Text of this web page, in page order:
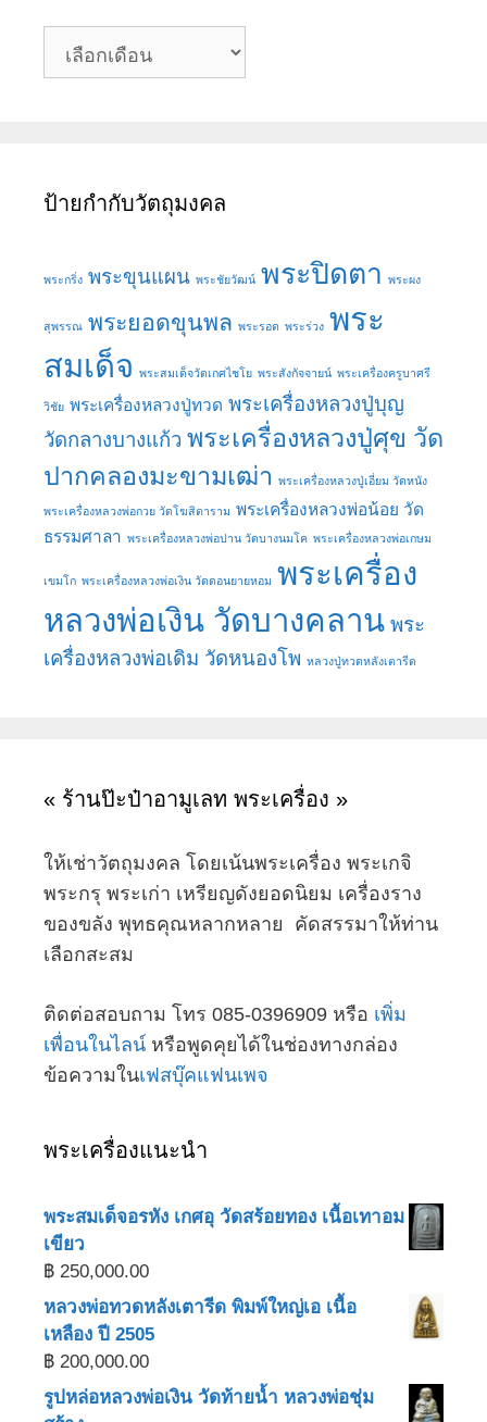
ป้ายกำกับวัตถุมงคล
พระกริ่ง พระขุนแผน พระชัยวัฒน์ พระปิดตา พระผง
สุพรรณ พระยอดขุนพล พระรอด พระร่วง พระ
สมเด็จ พระสมเด็จวัดเกศไชโย พระสังกัจจายน์ พระเครื่องครูบาศรี
วิชัย พระเครื่องหลวงปู่ทวด พระเครื่องหลวงปู่บุญ
วัดกลางบางแก้ว พระเครื่องหลวงปู่ศุข วัด
ปากคลองมะขามเฒ่า พระเครื่องหลวงปู่เอี่ยม วัดหนัง
พระเครื่องหลวงพ่อกวย วัดโฆสิตาราม พระเครื่องหลวงพ่อน้อย วัด
ธรรมศาลา พระเครื่องหลวงพ่อปาน วัดบางนมโค พระเครื่องหลวงพ่อเกษม
เขมโก พระเครื่องหลวงพ่อเงิน วัดดอนยายหอม พระเครื่อง
หลวงพ่อเงิน วัดบางคลาน พระ
เครื่องหลวงพ่อเดิม วัดหนองโพ หลวงปู่ทวดหลังเตารีด
« ร้านป๊ะป๋าอามูเลท พระเครื่อง »
ให้เช่าวัตถุมงคล โดยเน้นพระเครื่อง พระเกจิ
พระกรุ พระเก่า เหรียญดังยอดนิยม เครื่องราง
ของขลัง พุทธคุณหลากหลาย คัดสรรมาให้ท่าน
เลือกสะสม
ติดต่อสอบถาม โทร 085-0396909 หรือ เพิ่ม
เพื่อนในไลน์ หรือพูดคุยได้ในช่องทางกล่อง
ข้อความในเฟสบุ๊คแฟนเพจ
พระเครื่องแนะนำ
พระสมเด็จอรหัง เกศอุ วัดสร้อยทอง เนื้อเทาอม
เขียว
฿ 250,000.00
หลวงพ่อทวดหลังเตารีด พิมพ์ใหญ่เอ เนื้อ
เหลือง ปี 2505
฿ 200,000.00
รูปหล่อหลวงพ่อเงิน วัดท้ายน้ำ หลวงพ่อชุ่ม